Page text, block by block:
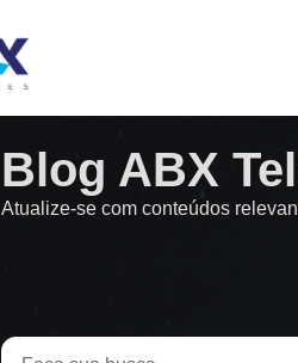
Blog ABX
Atualize-se com conteúdos